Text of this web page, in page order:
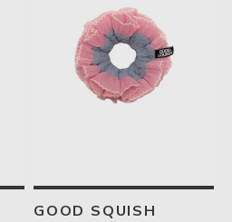
GOOD SQUISH